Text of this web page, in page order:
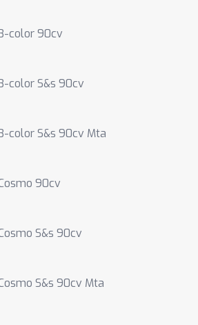
color 90cv
color S&s 90cv
color S&s 90cv Mta
90cv
S&s 90cv
S&s 90cv Mta